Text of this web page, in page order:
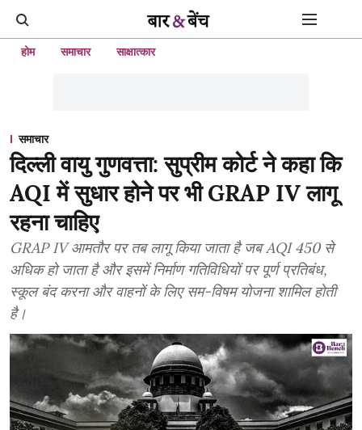
होम समाचार साक्षात्कार
समाचार
दिल्ली वायु गुणवत्ता: सुप्रीम कोर्ट ने कहा कि
AQI में सुधार होने पर भी GRAP IV लागू
रहना चाहिए
GRAP IV आमतौर पर तब लागू किया जाता है जब AQI 450 से
अधिक हो जाता है और इसमें निर्माण गतिविधियों पर पूर्ण प्रतिबंध,
स्कूल बंद करना और वाहनों के लिए सम-विषम योजना शामिल होती
है।